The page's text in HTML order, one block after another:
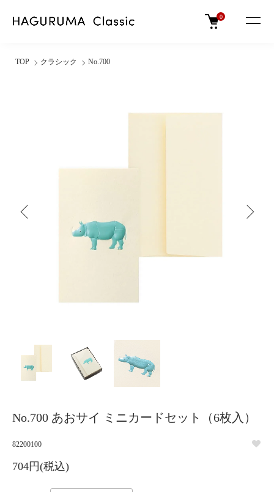
0
TOP クラシック No.700
No.700 あおサイ ミニカードセット（6枚入）
82200100
704円(税込)